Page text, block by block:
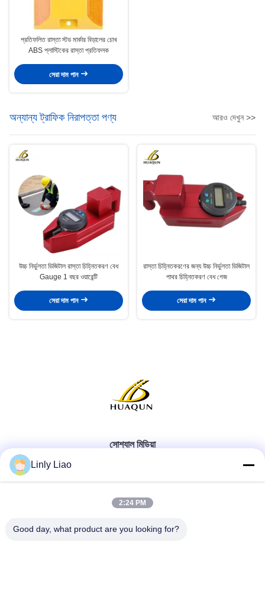
প্রতিফলিত রাস্তা স্টড মার্কার বিড়ালের চোখ
ABS প্লাস্টিকের রাস্তা প্রতিফলক
সেরা দাম পান
অন্যান্য ট্রাফিক নিরাপত্তা পণ্য আরও দেখুন >>
উচ্চ নির্ভুলতা ডিজিটাল রাস্তা চিহ্নিতকরণ বেধ
Gauge 1 বছর ওয়ারেন্টি
সেরা দাম পান
রাস্তা চিহ্নিতকরণের জন্য উচ্চ নির্ভুলতা ডিজিটাল
পাথর চিহ্নিতকরণ বেধ গেজ
সেরা দাম পান
সোশ্যাল মিডিয়া
দ্রুত যোগাযোগ
Linly Liao
2:24 PM
Good day, what product are you looking for?